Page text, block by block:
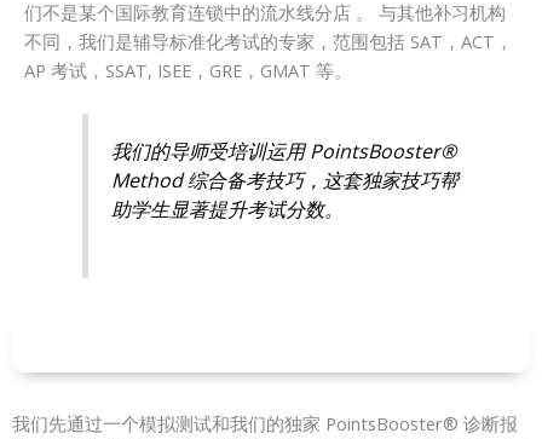
们不是某个国际教育连锁中的流水线分店 。 与其他补习机构
不同，我们是辅导标准化考试的专家，范围包括 SAT，ACT，
AP 考试，SSAT, ISEE，GRE，GMAT 等。
我们的导师受培训运用 PointsBooster®
Method 综合备考技巧，这套独家技巧帮
助学生显著提升考试分数。
我们先通过一个模拟测试和我们的独家 PointsBooster® 诊断报